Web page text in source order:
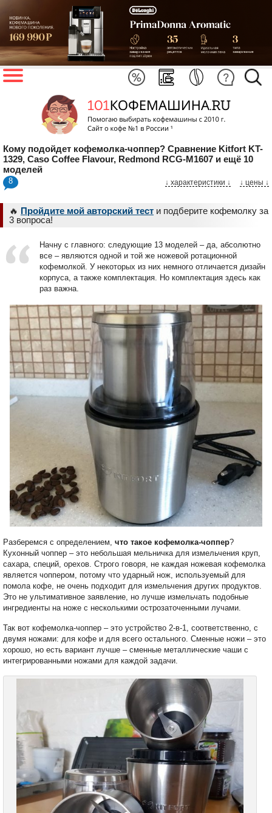
Кому подойдет кофемолка-чоппер? Сравнение Kitfort KT-
1329, Caso Coffee Flavour, Redmond RCG-M1607 и ещё 10
моделей
8 ↓ цены ↓
↓ характеристики ↓
🔥 Пройдите мой авторский тест и подберите кофемолку за
3 вопроса!
Начну с главного: следующие 13 моделей – да, абсолютно
все – являются одной и той же ножевой ротационной
кофемолкой. У некоторых из них немного отличается дизайн
корпуса, а также комплектация. Но комплектация здесь как
раз важна.
Разберемся с определением, что такое кофемолка-чоппер?
Кухонный чоппер – это небольшая мельничка для измельчения круп,
сахара, специй, орехов. Строго говоря, не каждая ножевая кофемолка
является чоппером, потому что ударный нож, используемый для
помола кофе, не очень подходит для измельчения других продуктов.
Это не ультимативное заявление, но лучше измельчать подобные
ингредиенты на ноже с несколькими острозаточенными лучами.
Так вот кофемолка-чоппер – это устройство 2-в-1, соответственно, с
двумя ножами: для кофе и для всего остального. Сменные ножи – это
хорошо, но есть вариант лучше – сменные металлические чаши с
интегрированными ножами для каждой задачи.